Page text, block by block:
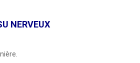
NERVEUX